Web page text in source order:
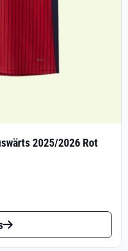
2025/2026 Rot